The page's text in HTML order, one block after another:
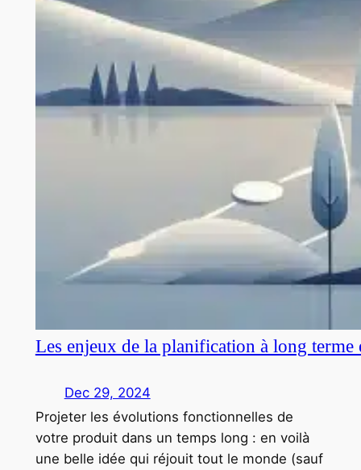
Les enjeux de la planification à long terme
Dec 29, 2024
Projeter les évolutions fonctionnelles de
votre produit dans un temps long : en voilà
une belle idée qui réjouit tout le monde (sauf